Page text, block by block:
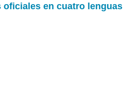
oficiales en cuatro lenguas